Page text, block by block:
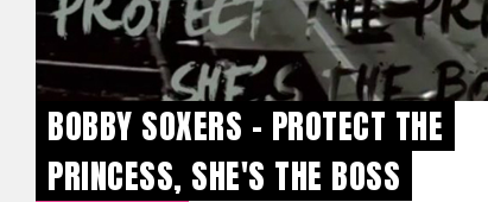
BOBBY SOXERS - PROTECT THE
PRINCESS, SHE'S THE BOSS